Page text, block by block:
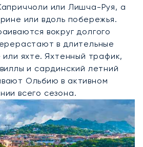
или Лишча-Руя, а
или вдоль побережья.
вокруг долгого
в длительные
или яхте. Яхтенный трафик,
и сардинский летний
Ольбию в активном
всего сезона.